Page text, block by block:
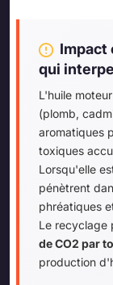
Impact
qui
L'huile
(plomb,
aromatiques
toxiques
Lorsqu'elle
pénètrent
phréatiques
Le recyclage
de CO2 par
production